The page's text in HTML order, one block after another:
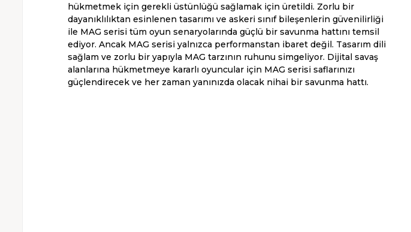
hükmetmek için gerekli üstünlüğü sağlamak için üretildi. Zorlu bir
dayanıklılıktan esinlenen tasarımı ve askeri sınıf bileşenlerin güvenilirliği
ile MAG serisi tüm oyun senaryolarında güçlü bir savunma hattını temsil
ediyor. Ancak MAG serisi yalnızca performanstan ibaret değil. Tasarım dili
sağlam ve zorlu bir yapıyla MAG tarzının ruhunu simgeliyor. Dijital savaş
alanlarına hükmetmeye kararlı oyuncular için MAG serisi saflarınızı
güçlendirecek ve her zaman yanınızda olacak nihai bir savunma hattı.